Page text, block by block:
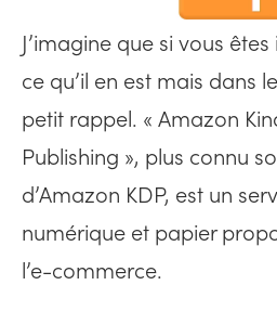
J’imagine que si vous
ce qu’il en est mais dans
petit rappel. « Amazon
Publishing », plus connu
d’Amazon KDP, est un
numérique et papier
l’e-commerce.